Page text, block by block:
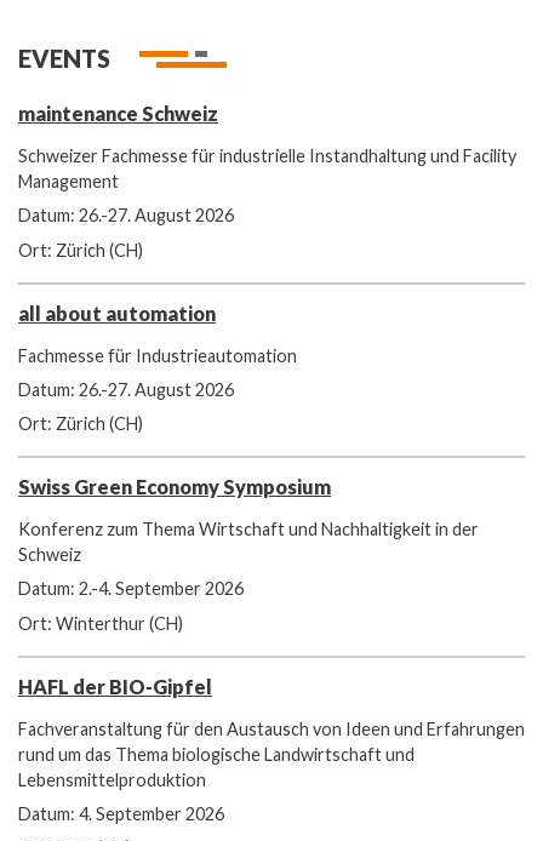
EVENTS
maintenance Schweiz
Schweizer Fachmesse für industrielle Instandhaltung und Facility
Management
Datum: 26.-27. August 2026
Ort: Zürich (CH)
all about automation
Fachmesse für Industrieautomation
Datum: 26.-27. August 2026
Ort: Zürich (CH)
Swiss Green Economy Symposium
Konferenz zum Thema Wirtschaft und Nachhaltigkeit in der
Schweiz
Datum: 2.-4. September 2026
Ort: Winterthur (CH)
HAFL der BIO-Gipfel
Fachveranstaltung für den Austausch von Ideen und Erfahrungen
rund um das Thema biologische Landwirtschaft und
Lebensmittelproduktion
Datum: 4. September 2026